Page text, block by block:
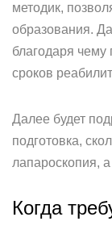
методик,
образования.
благодаря чему
сроков
Далее будет
подготовка,
лапароскопия,
Когда